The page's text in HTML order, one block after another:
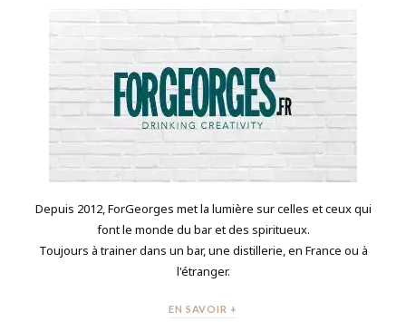
Depuis 2012, ForGeorges met la lumière sur celles et ceux qui
font le monde du bar et des spiritueux.
Toujours à trainer dans un bar, une distillerie, en France ou à
l'étranger.
EN SAVOIR +